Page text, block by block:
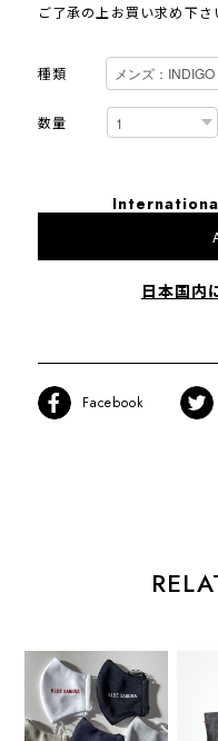
ご了承の上お買い求め下さ
種類
数量
日本国内
Facebook